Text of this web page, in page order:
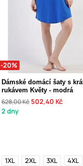
-20%
Dámské domácí šaty s
rukávem Květy - modrá
628,00 Kč 502,40 Kč
2 dny
1XL 2XL 3XL 4XL